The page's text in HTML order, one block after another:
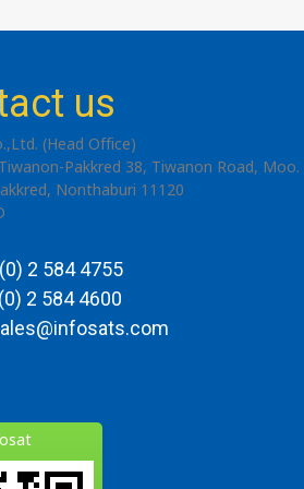
us
(Head Office)
Pakkred 38, Tiwanon Road, Moo.
Nonthaburi 11120
2 584 4755
2 584 4600